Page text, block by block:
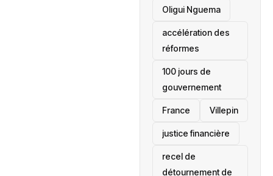
Oligui Nguema
accélération des
réformes
100 jours de
gouvernement
France Villepin
justice financière
recel de
détournement de